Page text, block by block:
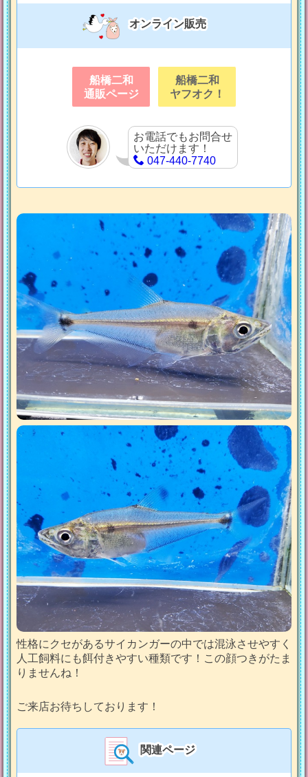
オンライン販売
船橋二和
通販ページ
船橋二和
ヤフオク！
お電話でもお問合せ
いただけます！
047-440-7740
性格にクセがあるサイカンガーの中では混泳させやすく
人工飼料にも餌付きやすい種類です！この顔つきがたま
りませんね！
ご来店お待ちしております！
関連ページ